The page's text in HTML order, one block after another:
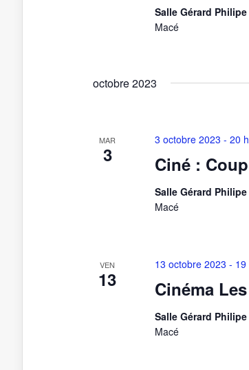
Salle Gérard Philipe
Macé
octobre 2023
MAR
3 Ciné :
3 octobre 2023 - 20
Salle Gérard Philipe
Macé
VEN
13 Cinéma
13 octobre 2023 - 19
Salle Gérard Philipe
Macé